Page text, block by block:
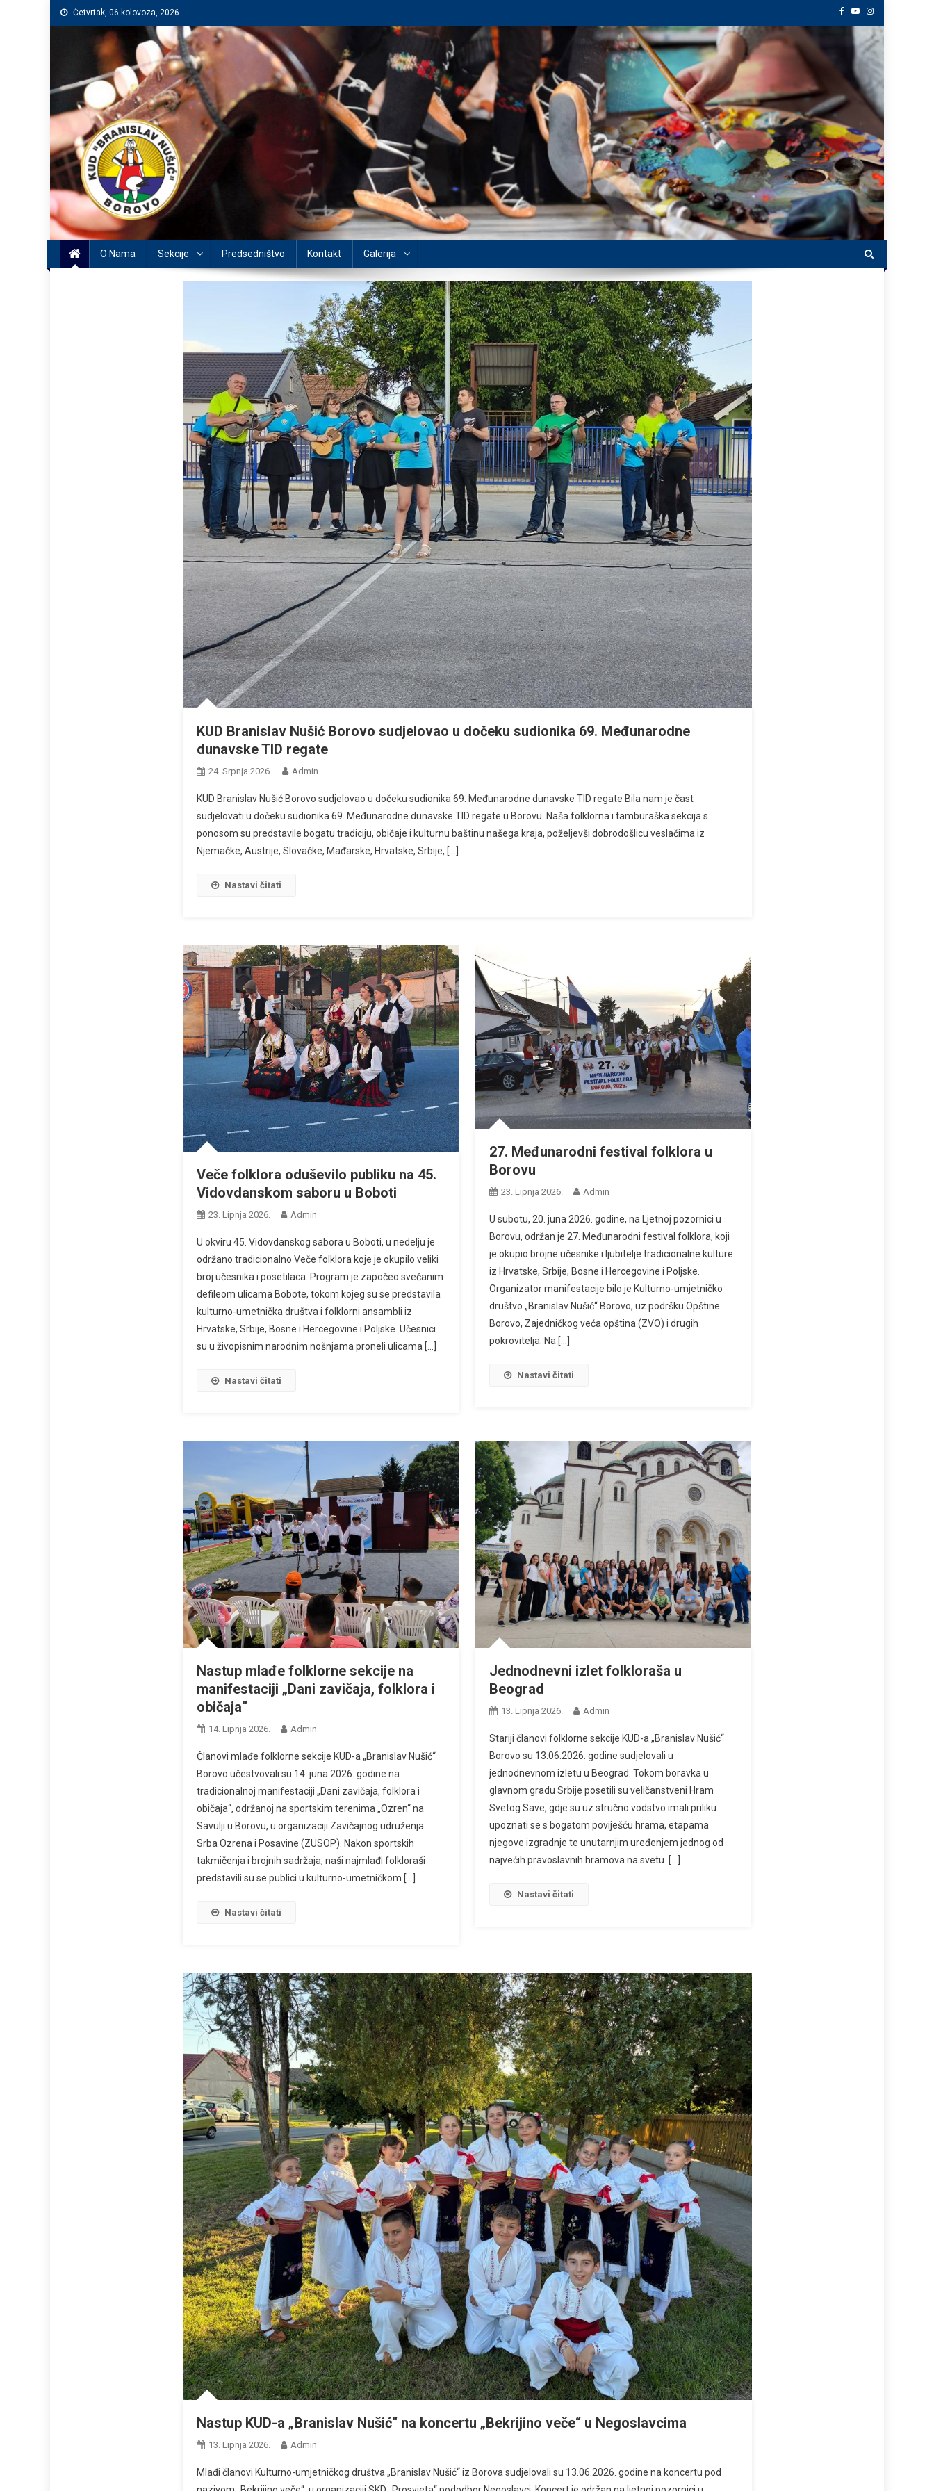
Preskočite
na
Četvrtak, 06 kolovoza, 2026
O Nama Sekcije Predsedništvo Kontakt Galerija
KUD Branislav Nušić Borovo sudjelovao u dočeku sudionika 69. Međunarodne
dunavske TID regate
24. Srpnja 2026. Admin
KUD Branislav Nušić Borovo sudjelovao u dočeku sudionika 69. Međunarodne dunavske TID regate Bila nam je čast
sudjelovati u dočeku sudionika 69. Međunarodne dunavske TID regate u Borovu. Naša folklorna i tamburaška sekcija s
ponosom su predstavile bogatu tradiciju, običaje i kulturnu baštinu našega kraja, poželjevši dobrodošlicu veslačima iz
Njemačke, Austrije, Slovačke, Mađarske, Hrvatske, Srbije, […]
Nastavi čitati
Veče folklora oduševilo publiku na 45.
Vidovdanskom saboru u Boboti
23. Lipnja 2026. Admin
U okviru 45. Vidovdanskog sabora u Boboti, u nedelju je
održano tradicionalno Veče folklora koje je okupilo veliki
broj učesnika i posetilaca. Program je započeo svečanim
defileom ulicama Bobote, tokom kojeg su se predstavila
kulturno-umetnička društva i folklorni ansambli iz
Hrvatske, Srbije, Bosne i Hercegovine i Poljske. Učesnici
su u živopisnim narodnim nošnjama proneli ulicama […]
Nastavi čitati
27. Međunarodni festival folklora u
Borovu
23. Lipnja 2026. Admin
U subotu, 20. juna 2026. godine, na Ljetnoj pozornici u
Borovu, održan je 27. Međunarodni festival folklora, koji
je okupio brojne učesnike i ljubitelje tradicionalne kulture
iz Hrvatske, Srbije, Bosne i Hercegovine i Poljske.
Organizator manifestacije bilo je Kulturno-umjetničko
društvo „Branislav Nušić“ Borovo, uz podršku Opštine
Borovo, Zajedničkog veća opština (ZVO) i drugih
pokrovitelja. Na […]
Nastavi čitati
Nastup mlađe folklorne sekcije na
manifestaciji „Dani zavičaja, folklora i
običaja“
14. Lipnja 2026. Admin
Članovi mlađe folklorne sekcije KUD-a „Branislav Nušić“
Borovo učestvovali su 14. juna 2026. godine na
tradicionalnoj manifestaciji „Dani zavičaja, folklora i
običaja“, održanoj na sportskim terenima „Ozren“ na
Savulji u Borovu, u organizaciji Zavičajnog udruženja
Srba Ozrena i Posavine (ZUSOP). Nakon sportskih
takmičenja i brojnih sadržaja, naši najmlađi folkloraši
predstavili su se publici u kulturno-umetničkom […]
Nastavi čitati
Jednodnevni izlet folkloraša u
Beograd
13. Lipnja 2026. Admin
Stariji članovi folklorne sekcije KUD-a „Branislav Nušić“
Borovo su 13.06.2026. godine sudjelovali u
jednodnevnom izletu u Beograd. Tokom boravka u
glavnom gradu Srbije posetili su veličanstveni Hram
Svetog Save, gdje su uz stručno vodstvo imali priliku
upoznati se s bogatom poviješću hrama, etapama
njegove izgradnje te unutarnjim uređenjem jednog od
najvećih pravoslavnih hramova na svetu. […]
Nastavi čitati
Nastup KUD-a „Branislav Nušić“ na koncertu „Bekrijino veče“ u Negoslavcima
13. Lipnja 2026. Admin
Mlađi članovi Kulturno-umjetničkog društva „Branislav Nušić“ iz Borova sudjelovali su 13.06.2026. godine na koncertu pod